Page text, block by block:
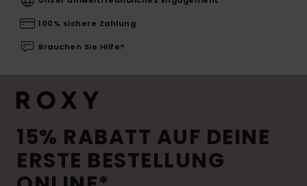
100% sichere Zahlung
Brauchen Sie Hilfe?
15% RABATT AUF DEINE
ERSTE BESTELLUNG